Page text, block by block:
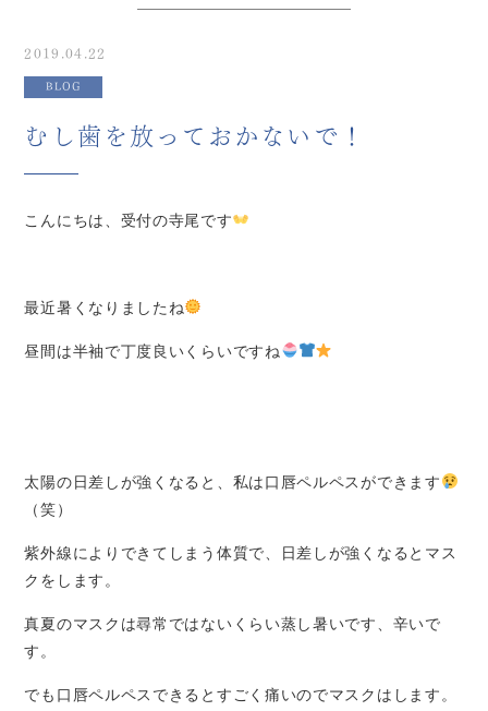
2019.04.22
BLOG
むし歯を放っておかないで！
こんにちは、受付の寺尾です
最近暑くなりましたね
昼間は半袖で丁度良いくらいですね
太陽の日差しが強くなると、私は口唇ペルペスができます
（笑）
紫外線によりできてしまう体質で、日差しが強くなるとマス
クをします。
真夏のマスクは尋常ではないくらい蒸し暑いです、辛いで
す。
でも口唇ペルペスできるとすごく痛いのでマスクはします。